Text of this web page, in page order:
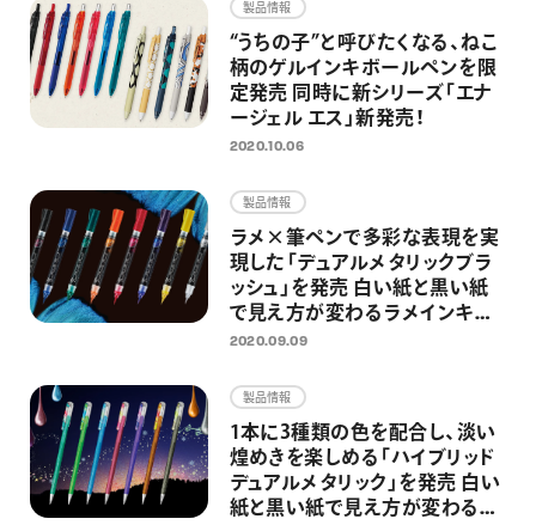
製品情報
“うちの子”と呼びたくなる、ねこ
柄のゲルインキボールペンを限
定発売 同時に新シリーズ「エナ
ージェル エス」新発売！
2020.10.06
製品情報
ラメ×筆ペンで多彩な表現を実
現した「デュアルメタリックブラ
ッシュ」を発売 白い紙と黒い紙
で見え方が変わるラメインキを
搭載
2020.09.09
製品情報
1本に3種類の色を配合し、淡い
煌めきを楽しめる「ハイブリッド
デュアルメタリック」を発売 白い
紙と黒い紙で見え方が変わるラ